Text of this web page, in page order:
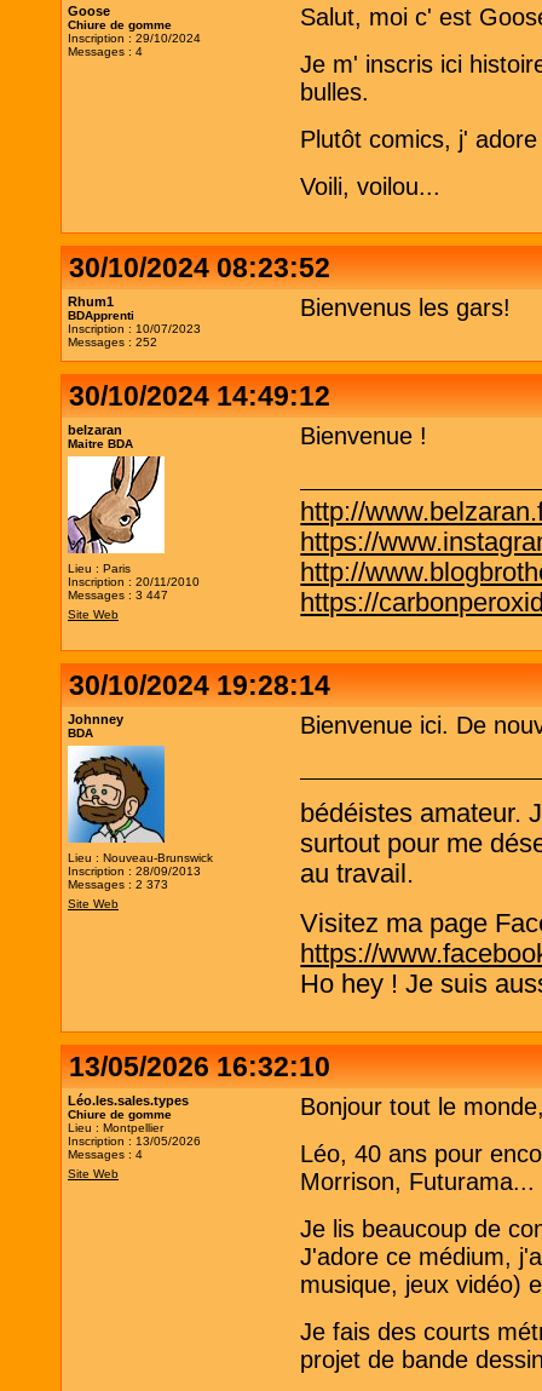
Goose
Chiure de gomme
Inscription : 29/10/2024
Messages : 4
Salut, moi c' est
Je m' inscris ici
bulles.
Plutôt comics, j'
Voili, voilou...
30/10/2024 08:23:52
Rhum1
BDApprenti
Inscription : 10/07/2023
Messages : 252
Bienvenus les gars!
30/10/2024 14:49:12
belzaran
Maitre BDA
Lieu : Paris
Inscription : 20/11/2010
Messages : 3 447
Site Web
Bienvenue !
http://
https://
http://
https://
30/10/2024 19:28:14
Johnney
BDA
Lieu : Nouveau-Brunswick
Inscription : 28/09/2013
Messages : 2 373
Site Web
Bienvenue ici. De
bédéistes amateur.
surtout pour me
au travail.
Visitez ma page
https://
Ho hey ! Je suis
13/05/2026 16:32:10
Léo.les.sales.types
Chiure de gomme
Lieu : Montpellier
Inscription : 13/05/2026
Messages : 4
Site Web
Bonjour tout le
Léo, 40 ans pour
Morrison, Futurama...
Je lis beaucoup de
J'adore ce médium,
musique, jeux vidéo)
Je fais des courts
projet de bande